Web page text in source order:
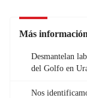
Más información
Desmantelan
del Golfo en
Nos